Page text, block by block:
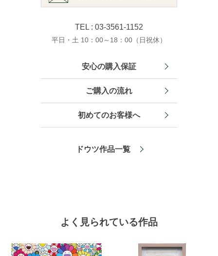
TEL : 03-3561-1152
平日・土 10：00～18：00（日祝休）
安心の購入保証
ご購入の流れ
初めてのお客様へ
ドウツ作品一覧
よく見られている作品